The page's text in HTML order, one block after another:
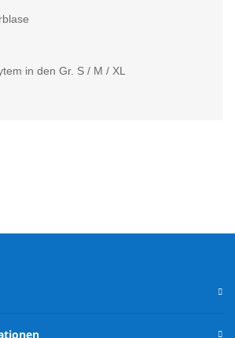
in den Gr. S / M / XL